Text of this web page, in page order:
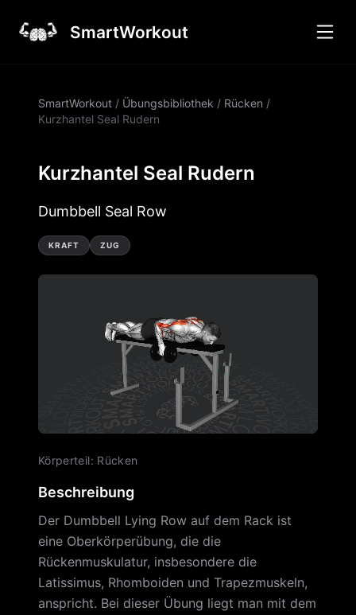
SmartWorkout
SmartWorkout / Übungsbibliothek / Rücken /
Kurzhantel Seal Rudern
Kurzhantel Seal Rudern
Dumbbell Seal Row
KRAFT ZUG
Körperteil: Rücken
Beschreibung
Der Dumbbell Lying Row auf dem Rack ist
eine Oberkörperübung, die die
Rückenmuskulatur, insbesondere die
Latissimus, Rhomboiden und Trapezmuskeln,
anspricht. Bei dieser Übung liegt man mit dem